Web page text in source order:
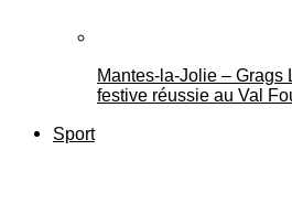
Mantes-la-Jolie – Grags
festive réussie au Val
Sport